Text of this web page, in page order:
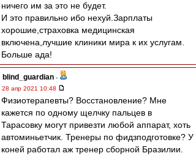
ничего им за это не будет.
И это правильно ибо нехуй.Зарплаты
хорошие,страховка медицинская
включена,лучшие клиники мира к их услугам.
Больше ада!
blind_guardian -
28 апр 2021 10:48
Физиотерапевты? Восстановление? Мне
кажется по одному щелчку пальцев в
Тарасовку могут привезти любой аппарат, хоть
автоминьетчик. Тренеры по фидзподготовке? У
коней работал аж тренер сборной Бразилии.